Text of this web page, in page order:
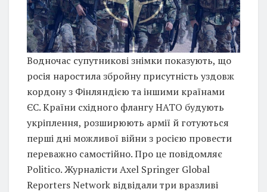
Водночас супутникові знімки показують, що
росія наростила збройну присутність уздовж
кордону з Фінляндією та іншими країнами
ЄС. Країни східного флангу НАТО будують
укріплення, розширюють армії й готуються
перші дні можливої війни з росією провести
переважно самостійно. Про це повідомляє
Politico. Журналісти Axel Springer Global
Reporters Network відвідали три вразливі